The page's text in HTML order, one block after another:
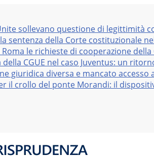
sollevano questione di legittimità
sentenza della Corte costituzionale
Roma le richieste di cooperazione
della CGUE nel caso Juventus: un
giuridica diversa e mancato
il crollo del ponte Morandi: il